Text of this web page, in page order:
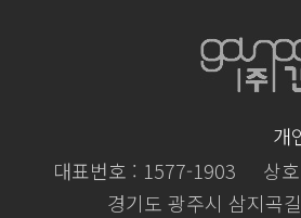
개
대표번호 : 1577-1903
상
경기도 광주시 삼지곡